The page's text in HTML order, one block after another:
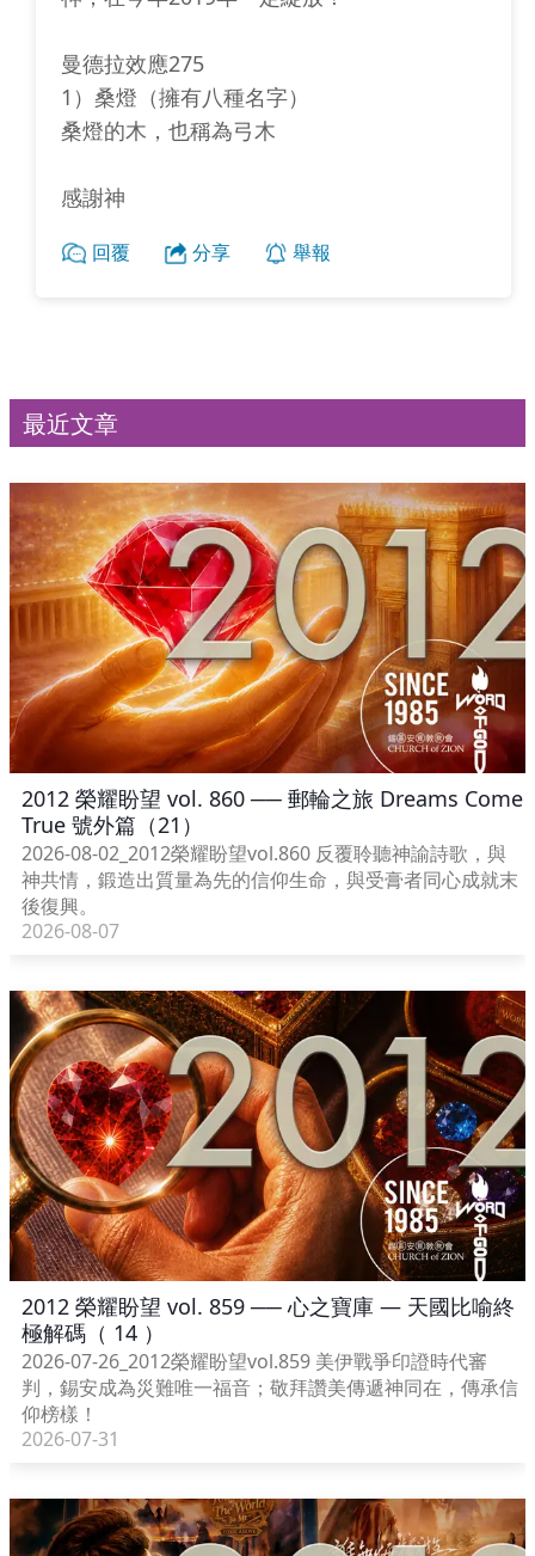
曼德拉效應275
1）桑燈（擁有八種名字）
桑燈的木，也稱為弓木
感謝神
回覆 分享 舉報
最近文章
2012 榮耀盼望 vol. 860 ── 郵輪之旅 Dreams Come
True 號外篇（21）
2026-08-02_2012榮耀盼望vol.860 反覆聆聽神諭詩歌，與
神共情，鍛造出質量為先的信仰生命，與受膏者同心成就末
後復興。
2026-08-07
2012 榮耀盼望 vol. 859 ── 心之寶庫 — 天國比喻終
極解碼（ 14 ）
2026-07-26_2012榮耀盼望vol.859 美伊戰爭印證時代審
判，錫安成為災難唯一福音；敬拜讚美傳遞神同在，傳承信
仰榜樣！
2026-07-31